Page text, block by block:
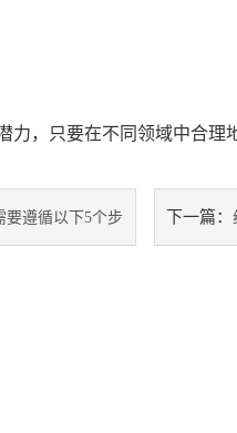
只要在不同领域中合理
要遵循以下5个步 下一篇：